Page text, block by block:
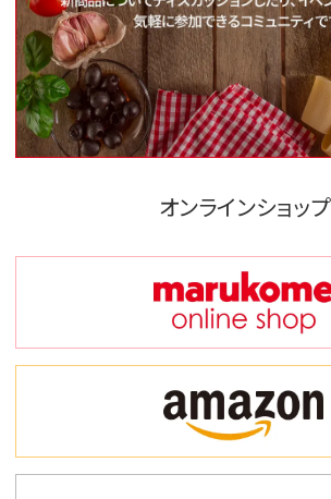
オンラインショップ